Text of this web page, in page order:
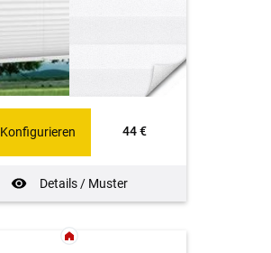
44 €
Details / Muster
Konfigurieren